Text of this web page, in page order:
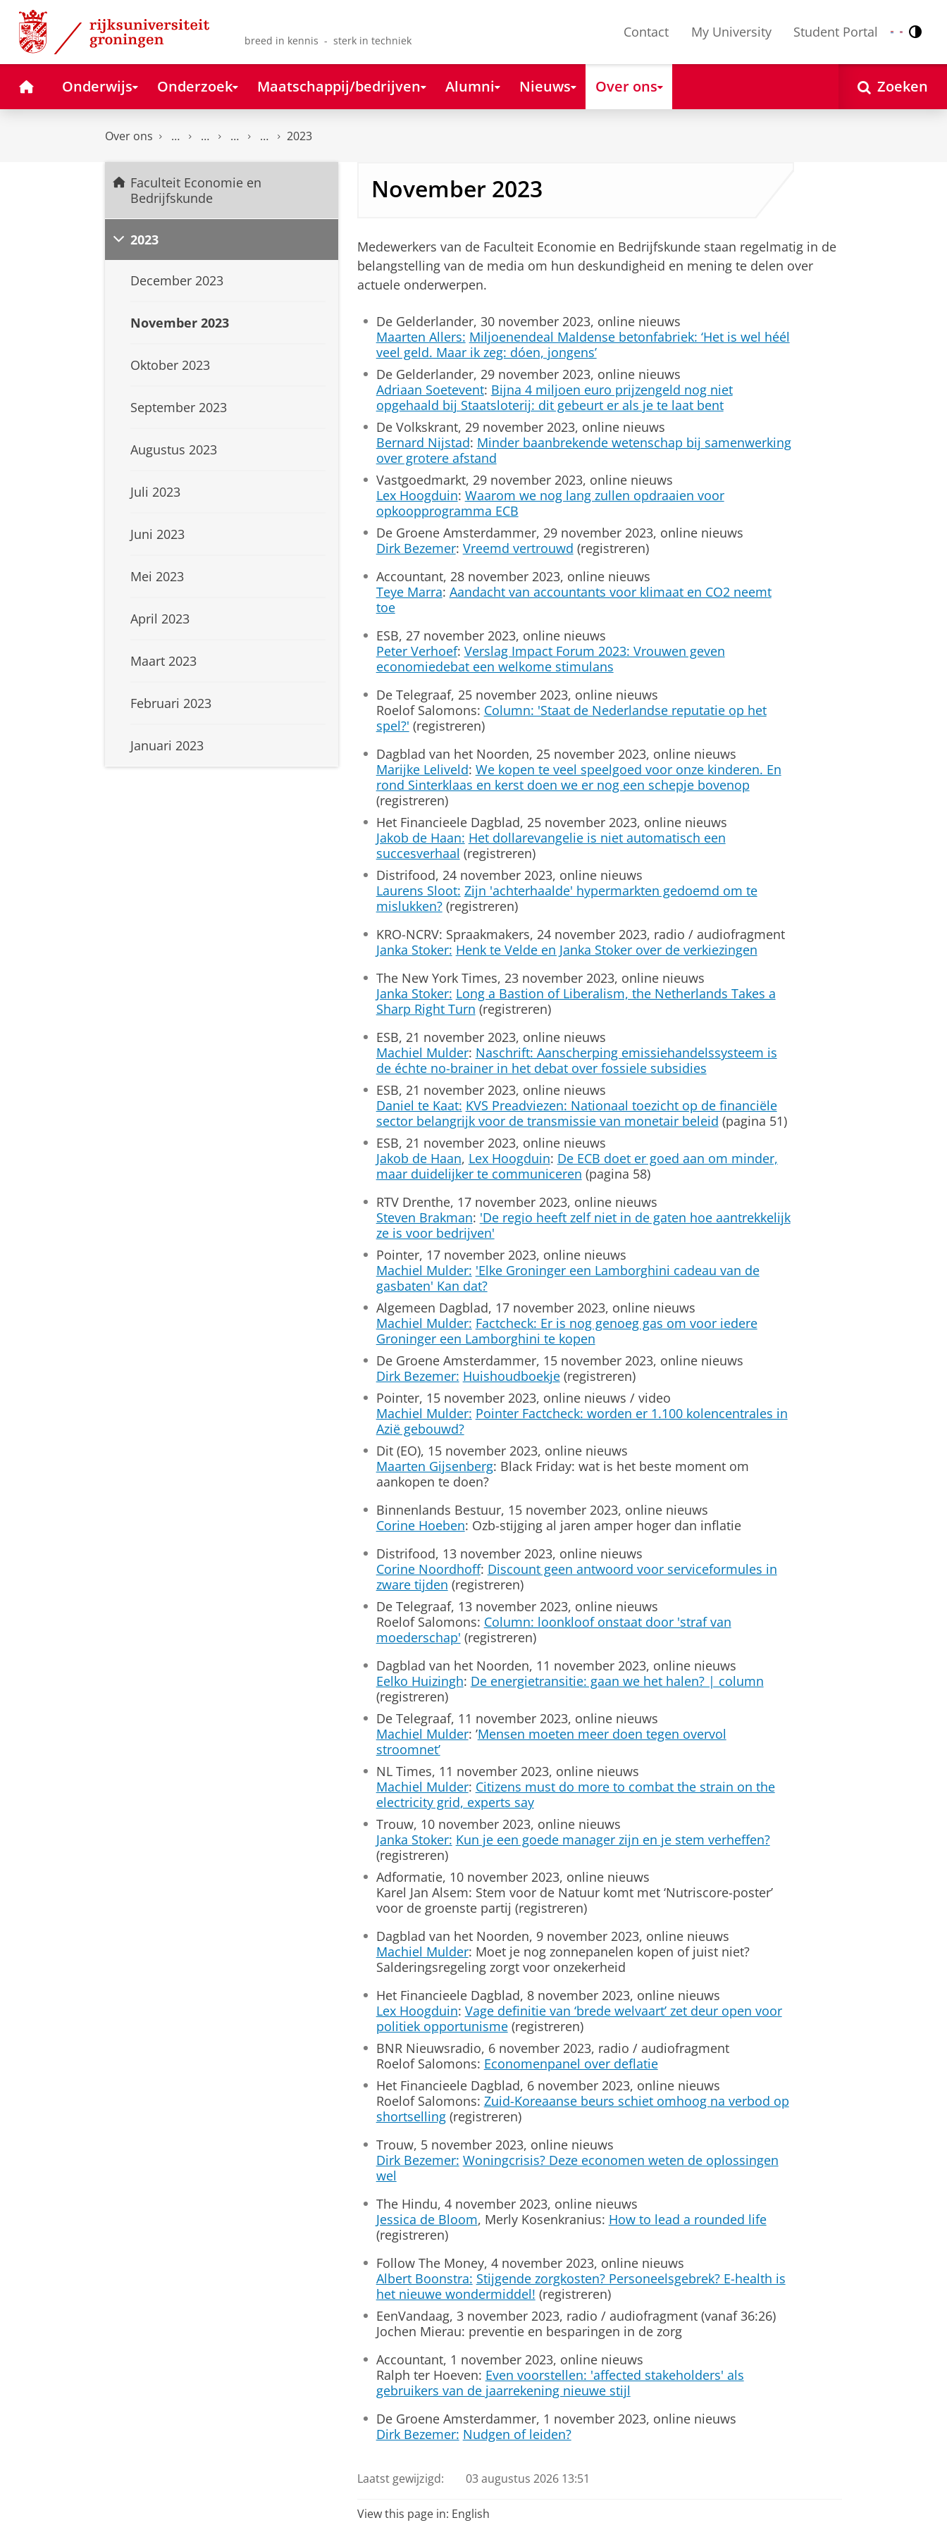
Skip
Content
Skip
Navigation
breed in kennis - sterk in techniek
Contact My University Student Portal Nederlands
English
HomeOnderwijs Onderzoek Maatschappij/bedrijven Alumni Nieuws Over ons Zoeken
Over ons 2023
Faculteit Economie en
Bedrijfskunde
2023
December 2023
November 2023
Oktober 2023
September 2023
Augustus 2023
Juli 2023
Juni 2023
Mei 2023
April 2023
Maart 2023
Februari 2023
Januari 2023
November 2023
Medewerkers van de Faculteit Economie en Bedrijfskunde staan regelmatig in de
belangstelling van de media om hun deskundigheid en mening te delen over
actuele onderwerpen.
De Gelderlander, 30 november 2023, online nieuws
Maarten Allers: Miljoenendeal Maldense betonfabriek: ‘Het is wel héél
veel geld. Maar ik zeg: dóen, jongens’
De Gelderlander, 29 november 2023, online nieuws
Adriaan Soetevent: Bijna 4 miljoen euro prijzengeld nog niet
opgehaald bij Staatsloterij: dit gebeurt er als je te laat bent
De Volkskrant, 29 november 2023, online nieuws
Bernard Nijstad: Minder baanbrekende wetenschap bij samenwerking
over grotere afstand
Vastgoedmarkt, 29 november 2023, online nieuws
Lex Hoogduin: Waarom we nog lang zullen opdraaien voor
opkoopprogramma ECB
De Groene Amsterdammer, 29 november 2023, online nieuws
Dirk Bezemer: Vreemd vertrouwd (registreren)
Accountant, 28 november 2023, online nieuws
Teye Marra: Aandacht van accountants voor klimaat en CO2 neemt
toe
ESB, 27 november 2023, online nieuws
Peter Verhoef: Verslag Impact Forum 2023: Vrouwen geven
economiedebat een welkome stimulans
De Telegraaf, 25 november 2023, online nieuws
Roelof Salomons: Column: 'Staat de Nederlandse reputatie op het
spel?' (registreren)
Dagblad van het Noorden, 25 november 2023, online nieuws
Marijke Leliveld: We kopen te veel speelgoed voor onze kinderen. En
rond Sinterklaas en kerst doen we er nog een schepje bovenop
(registreren)
Het Financieele Dagblad, 25 november 2023, online nieuws
Jakob de Haan: Het dollarevangelie is niet automatisch een
succesverhaal (registreren)
Distrifood, 24 november 2023, online nieuws
Laurens Sloot: Zijn 'achterhaalde' hypermarkten gedoemd om te
mislukken?(registreren)
KRO-NCRV: Spraakmakers, 24 november 2023, radio / audiofragment
Janka Stoker: Henk te Velde en Janka Stoker over de verkiezingen
The New York Times, 23 november 2023, online nieuws
Janka Stoker: Long a Bastion of Liberalism, the Netherlands Takes a
Sharp Right Turn (registreren)
ESB, 21 november 2023, online nieuws
Machiel Mulder: Naschrift: Aanscherping emissiehandelssysteem is
de échte no-brainer in het debat over fossiele subsidies
ESB, 21 november 2023, online nieuws
Daniel te Kaat: KVS Preadviezen: Nationaal toezicht op de financiële
sector belangrijk voor de transmissie van monetair beleid (pagina 51)
ESB, 21 november 2023, online nieuws
Jakob de Haan, Lex Hoogduin: De ECB doet er goed aan om minder,
maar duidelijker te communiceren (pagina 58)
RTV Drenthe, 17 november 2023, online nieuws
Steven Brakman: 'De regio heeft zelf niet in de gaten hoe aantrekkelijk
ze is voor bedrijven'
Pointer, 17 november 2023, online nieuws
Machiel Mulder: 'Elke Groninger een Lamborghini cadeau van de
gasbaten' Kan dat?
Algemeen Dagblad, 17 november 2023, online nieuws
Machiel Mulder: Factcheck: Er is nog genoeg gas om voor iedere
Groninger een Lamborghini te kopen
De Groene Amsterdammer, 15 november 2023, online nieuws
Dirk Bezemer: Huishoudboekje(registreren)
Pointer, 15 november 2023, online nieuws / video
Machiel Mulder: Pointer Factcheck: worden er 1.100 kolencentrales in
Azië gebouwd?
Dit (EO), 15 november 2023, online nieuws
Maarten Gijsenberg: Black Friday: wat is het beste moment om
aankopen te doen?
Binnenlands Bestuur, 15 november 2023, online nieuws
Corine Hoeben: Ozb-stijging al jaren amper hoger dan inflatie
Distrifood, 13 november 2023, online nieuws
Corine Noordhoff: Discount geen antwoord voor serviceformules in
zware tijden (registreren)
De Telegraaf, 13 november 2023, online nieuws
Roelof Salomons: Column: loonkloof onstaat door 'straf van
moederschap' (registreren)
Dagblad van het Noorden, 11 november 2023, online nieuws
Eelko Huizingh: De energietransitie: gaan we het halen? | column
(registreren)
De Telegraaf, 11 november 2023, online nieuws
Machiel Mulder: ’Mensen moeten meer doen tegen overvol
stroomnet’
NL Times, 11 november 2023, online nieuws
Machiel Mulder: Citizens must do more to combat the strain on the
electricity grid, experts say
Trouw, 10 november 2023, online nieuws
Janka Stoker: Kun je een goede manager zijn en je stem verheffen?
(registreren)
Adformatie, 10 november 2023, online nieuws
Karel Jan Alsem: Stem voor de Natuur komt met ‘Nutriscore-poster’
voor de groenste partij (registreren)
Dagblad van het Noorden, 9 november 2023, online nieuws
Machiel Mulder: Moet je nog zonnepanelen kopen of juist niet?
Salderingsregeling zorgt voor onzekerheid
Het Financieele Dagblad, 8 november 2023, online nieuws
Lex Hoogduin: Vage definitie van ‘brede welvaart’ zet deur open voor
politiek opportunisme(registreren)
BNR Nieuwsradio, 6 november 2023, radio / audiofragment
Roelof Salomons: Economenpanel over deflatie
Het Financieele Dagblad, 6 november 2023, online nieuws
Roelof Salomons: Zuid-Koreaanse beurs schiet omhoog na verbod op
shortselling(registreren)
Trouw, 5 november 2023, online nieuws
Dirk Bezemer: Woningcrisis? Deze economen weten de oplossingen
wel
The Hindu, 4 november 2023, online nieuws
Jessica de Bloom, Merly Kosenkranius: How to lead a rounded life
(registreren)
Follow The Money, 4 november 2023, online nieuws
Albert Boonstra: Stijgende zorgkosten? Personeelsgebrek? E-health is
het nieuwe wondermiddel! (registreren)
EenVandaag, 3 november 2023, radio / audiofragment (vanaf 36:26)
Jochen Mierau: preventie en besparingen in de zorg
Accountant, 1 november 2023, online nieuws
Ralph ter Hoeven: Even voorstellen: 'affected stakeholders' als
gebruikers van de jaarrekening nieuwe stijl
De Groene Amsterdammer, 1 november 2023, online nieuws
Dirk Bezemer: Nudgen of leiden?
Laatst gewijzigd: 03 augustus 2026 13:51
View this page in: English